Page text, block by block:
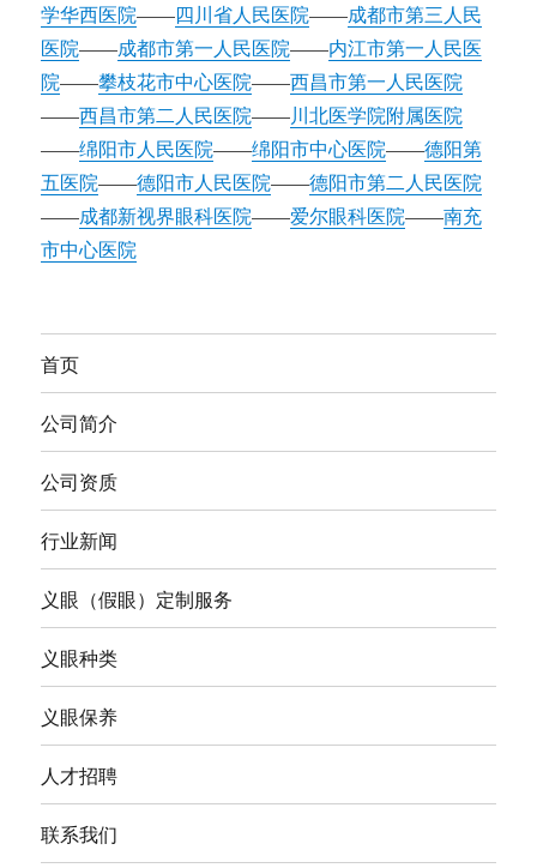
学华西医院——四川省人民医院——成都市第三人民
医院——成都市第一人民医院——内江市第一人民医
院——攀枝花市中心医院——西昌市第一人民医院
——西昌市第二人民医院——川北医学院附属医院
——绵阳市人民医院——绵阳市中心医院——德阳第
五医院——德阳市人民医院——德阳市第二人民医院
——成都新视界眼科医院——爱尔眼科医院——南充
市中心医院
首页
公司简介
公司资质
行业新闻
义眼（假眼）定制服务
义眼种类
义眼保养
人才招聘
联系我们